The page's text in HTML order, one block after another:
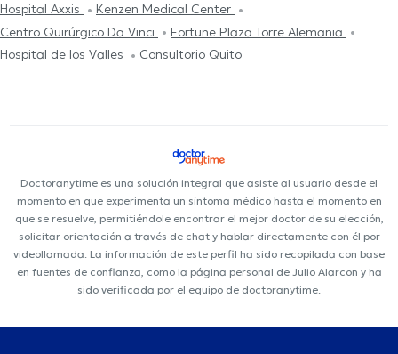
Hospital Axxis
Kenzen Medical Center
Centro Quirúrgico Da Vinci
Fortune Plaza Torre Alemania
Hospital de los Valles
Consultorio Quito
Doctoranytime es una solución integral que asiste al usuario desde el
momento en que experimenta un síntoma médico hasta el momento en
que se resuelve, permitiéndole encontrar el mejor doctor de su elección,
solicitar orientación a través de chat y hablar directamente con él por
videollamada. La información de este perfil ha sido recopilada con base
en fuentes de confianza, como la página personal de Julio Alarcon y ha
sido verificada por el equipo de doctoranytime.